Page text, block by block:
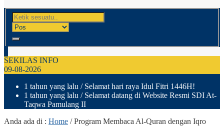
SEKILAS INFO
09-08-2026
1 tahun yang lalu / Selamat hari raya Idul Fitri 1446H!
1 tahun yang lalu / Selamat datang di Website Resmi SDI At-
Taqwa Pamulang II
Anda ada di : Home /Program Membaca Al-Quran dengan Iqro